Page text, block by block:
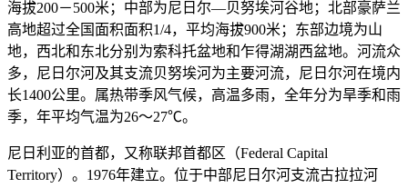
海拔200－500米；中部为尼日尔—贝努埃河谷地；北部豪萨兰
高地超过全国面积面积1/4，平均海拔900米；东部边境为山
地，西北和东北分别为索科托盆地和乍得湖湖西盆地。河流众
多，尼日尔河及其支流贝努埃河为主要河流，尼日尔河在境内
长1400公里。属热带季风气候，高温多雨，全年分为旱季和雨
季，年平均气温为26～27℃。
尼日利亚的首都，又称联邦首都区（Federal Capital
Territory）。1976年建立。位于中部尼日尔河支流古拉拉河